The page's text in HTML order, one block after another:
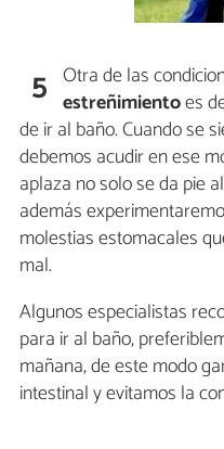
5 Otra de las
estreñimientoes
de ir al baño. Cuando se
debemos acudir en ese
aplaza no solo se da pie
además
molestias estomacales
mal.
Algunos especialistas
para ir al baño,
mañana, de este modo
intestinal y evitamos la